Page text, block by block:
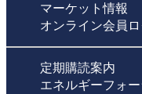
マーケット情報
オンライン会員
定期購読案内
エネルギーフォ